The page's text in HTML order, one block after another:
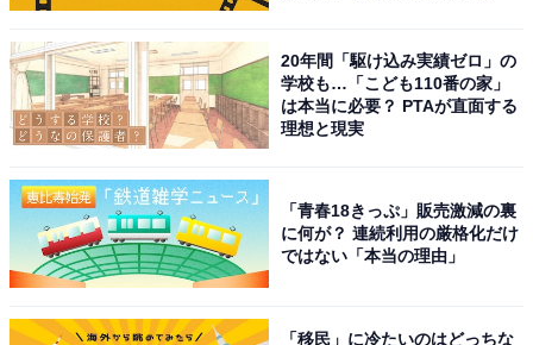
【今日チェックしたい】Pioneerの人気商品5選
Pioneer「AVIC-RW522」
20年間「駆け込み実績ゼロ」の
学校も…「こども110番の家」
は本当に必要？ PTAが直面する
理想と現実
「青春18きっぷ」販売激減の裏
に何が？ 連続利用の厳格化だけ
ではない「本当の理由」
「移民」に冷たいのはどっちな